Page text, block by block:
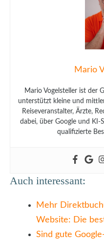
Mario
Mario Vogelsteller ist der
unterstützt kleine und
Reiseveranstalter, Ärzte,
dabei, über Google und KI-
qualifizierte
Auch interessant:
Mehr
Website: Die
Sind gute